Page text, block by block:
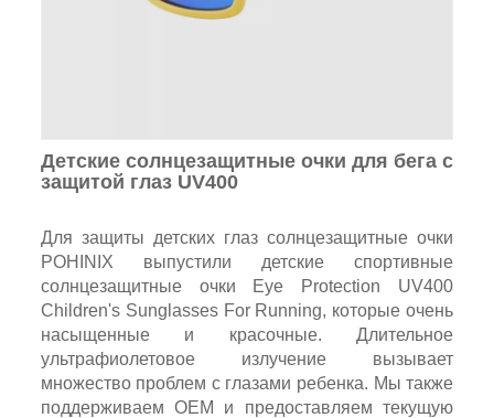
Детские солнцезащитные очки для бега с
защитой глаз UV400
Для защиты детских глаз солнцезащитные очки
POHINIX выпустили детские спортивные
солнцезащитные очки Eye Protection UV400
Children's Sunglasses For Running, которые очень
насыщенные и красочные. Длительное
ультрафиолетовое излучение вызывает
множество проблем с глазами ребенка. Мы также
поддерживаем OEM и предоставляем текущую